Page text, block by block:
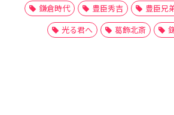
鎌倉時代
豊臣秀吉 豊臣兄
光る君へ
葛飾北斎